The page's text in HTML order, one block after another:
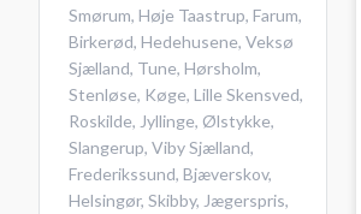
Smørum, Høje Taastrup, Farum,
Birkerød, Hedehusene, Veksø
Sjælland, Tune, Hørsholm,
Stenløse, Køge, Lille Skensved,
Roskilde, Jyllinge, Ølstykke,
Slangerup, Viby Sjælland,
Frederikssund, Bjæverskov,
Helsingør, Skibby, Jægerspris,